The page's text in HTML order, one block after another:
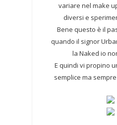
variare nel make
diversi e
Bene questo è il
quando il signor
la Naked io
E quindi vi propino
semplice ma